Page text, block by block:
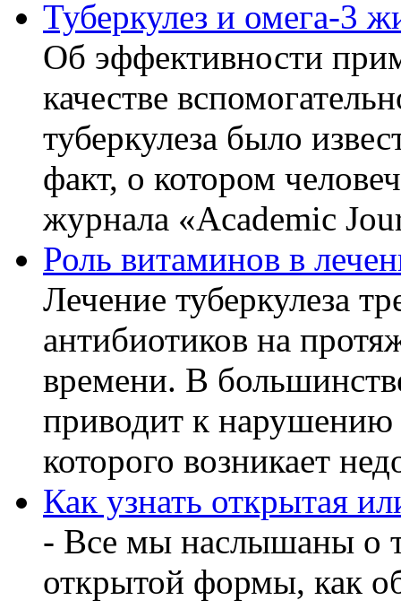
Туберкулез и омега-3
Об эффективности
качестве
туберкулеза было
факт, о котором
журнала «Academic
Роль витаминов в
Лечение туберкулеза
антибиотиков на
времени. В
приводит к нарушению
которого возникает
Как узнать открытая
- Все мы наслышаны о
открытой формы, как